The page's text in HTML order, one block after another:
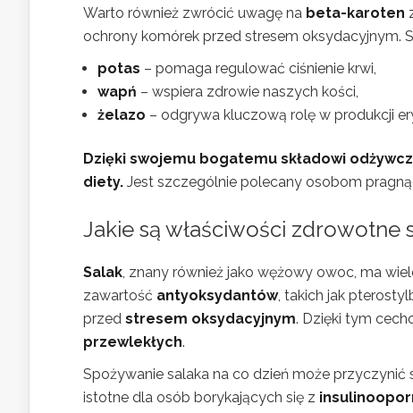
Warto również zwrócić uwagę na beta-karoten
ochrony komórek przed stresem oksydacyjnym.
potas – pomaga regulować ciśnienie krwi,
wapń – wspiera zdrowie naszych kości,
żelazo – odgrywa kluczową rolę w produkcji
Dzięki swojemu bogatemu składowi
diety. Jest szczególnie polecany osobom
Jakie są właściwości zdrowotne
Salak, znany również jako wężowy owoc, ma
zawartość antyoksydantów, takich jak
przed stresem oksydacyjnym. Dzięki tym
przewlekłych.
Spożywanie salaka na co dzień może przyczynić
istotne dla osób borykających się z